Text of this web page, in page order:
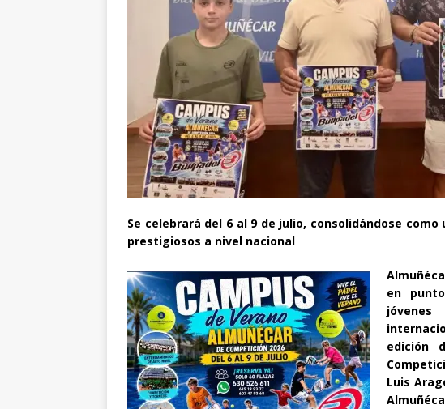
Se celebrará del 6 al 9 de julio, consolidándose
prestigiosos a nivel nacional
en
edición
Luis